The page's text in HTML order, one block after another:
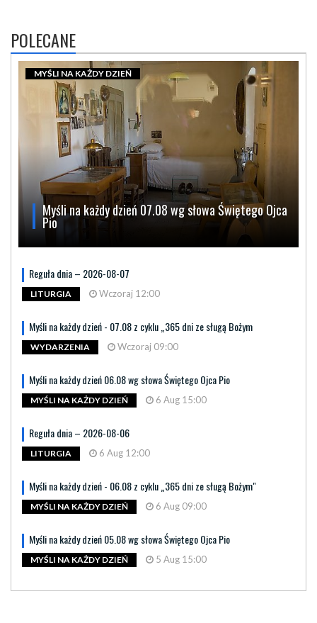
POLECANE
Myśli na każdy dzień 07.08 wg słowa Świętego Ojca
Pio
MYŚLI NA KAŻDY DZIEŃ
Reguła dnia – 2026-08-07
LITURGIA Wczoraj 12:00
Myśli na każdy dzień - 07.08 z cyklu „365 dni ze sługą Bożym
WYDARZENIA Wczoraj 09:00
Myśli na każdy dzień 06.08 wg słowa Świętego Ojca Pio
MYŚLI NA KAŻDY DZIEŃ 6 Aug 15:00
Reguła dnia – 2026-08-06
LITURGIA 6 Aug 12:00
Myśli na każdy dzień - 06.08 z cyklu „365 dni ze sługą Bożym"
MYŚLI NA KAŻDY DZIEŃ 6 Aug 09:00
Myśli na każdy dzień 05.08 wg słowa Świętego Ojca Pio
MYŚLI NA KAŻDY DZIEŃ 5 Aug 15:00